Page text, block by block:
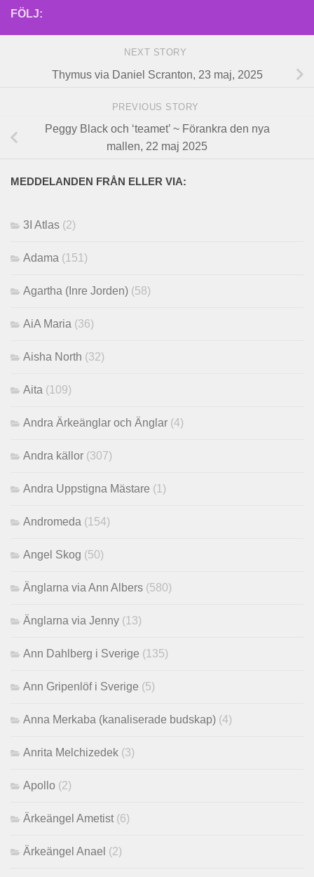
FÖLJ:
NEXT STORY
Thymus via Daniel Scranton, 23 maj, 2025
PREVIOUS STORY
Peggy Black och ‘teamet’ ~ Förankra den nya
mallen, 22 maj 2025
MEDDELANDEN FRÅN ELLER VIA:
3I Atlas (2)
Adama (151)
Agartha (Inre Jorden) (58)
AiA Maria (36)
Aisha North (32)
Aita (109)
Andra Ärkeänglar och Änglar (4)
Andra källor (307)
Andra Uppstigna Mästare (1)
Andromeda (154)
Angel Skog (50)
Änglarna via Ann Albers (580)
Änglarna via Jenny (13)
Ann Dahlberg i Sverige (135)
Ann Gripenlöf i Sverige (5)
Anna Merkaba (kanaliserade budskap) (4)
Anrita Melchizedek (3)
Apollo (2)
Ärkeängel Ametist (6)
Ärkeängel Anael (2)